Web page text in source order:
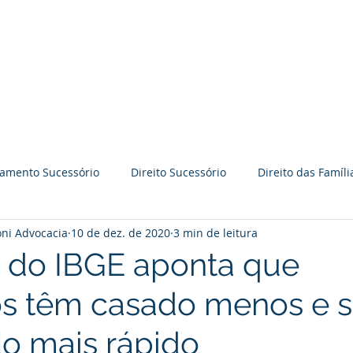
Sucessório Direito Sucessório Direito das
Práticas Colaborativas Reflexões
Direito Imobiliário Processo judicial Prevenção de
do IBGE aponta que
têm casado menos e
mais rápido
Advocacia 10 de dez. de 2020 3 min de leitura